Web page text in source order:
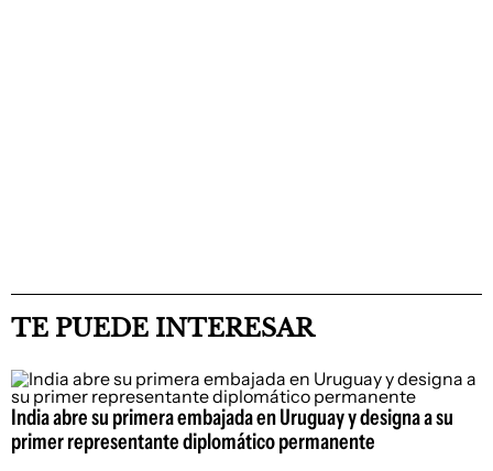
TE PUEDE INTERESAR
India abre su primera embajada en Uruguay y designa a su
primer representante diplomático permanente